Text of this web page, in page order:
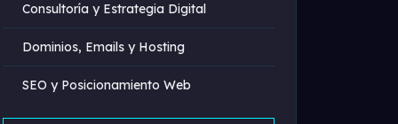
Consultoría y Estrategia Digital
Dominios, Emails y Hosting
SEO y Posicionamiento Web